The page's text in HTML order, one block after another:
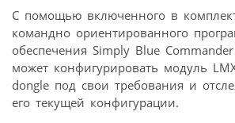
С помощью включенного в
командно ориентированного
обеспечения Simply Blue
может конфигурировать модуль
dongle под свои требования и
его текущей конфигурации.